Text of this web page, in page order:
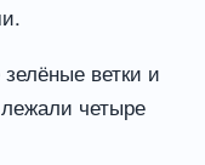
ветки и
четыре